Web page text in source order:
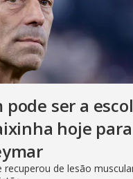
pode ser a
hoje
recuperou de lesão